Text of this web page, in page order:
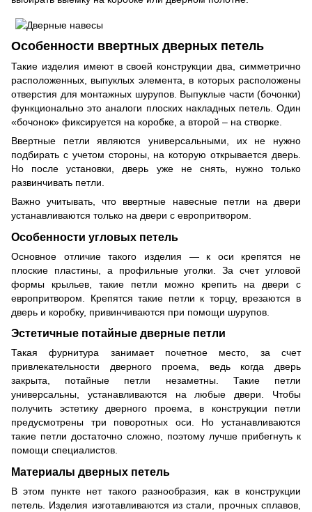
Особенности ввертных дверных петель
Такие изделия имеют в своей конструкции два, симметрично
расположенных, выпуклых элемента, в которых расположены
отверстия для монтажных шурупов. Выпуклые части (бочонки)
функционально это аналоги плоских накладных петель. Один
«бочонок» фиксируется на коробке, а второй – на створке.
Ввертные петли являются универсальными, их не нужно
подбирать с учетом стороны, на которую открывается дверь.
Но после установки, дверь уже не снять, нужно только
развинчивать петли.
Важно учитывать, что ввертные навесные петли на двери
устанавливаются только на двери с европритвором.
Особенности угловых петель
Основное отличие такого изделия — к оси крепятся не
плоские пластины, а профильные уголки. За счет угловой
формы крыльев, такие петли можно крепить на двери с
европритвором. Крепятся такие петли к торцу, врезаются в
дверь и коробку, привинчиваются при помощи шурупов.
Эстетичные потайные дверные петли
Такая фурнитура занимает почетное место, за счет
привлекательности дверного проема, ведь когда дверь
закрыта, потайные петли незаметны. Такие петли
универсальны, устанавливаются на любые двери. Чтобы
получить эстетику дверного проема, в конструкции петли
предусмотрены три поворотных оси. Но устанавливаются
такие петли достаточно сложно, поэтому лучше прибегнуть к
помощи специалистов.
Материалы дверных петель
В этом пункте нет такого разнообразия, как в конструкции
петель. Изделия изготавливаются из стали, прочных сплавов,